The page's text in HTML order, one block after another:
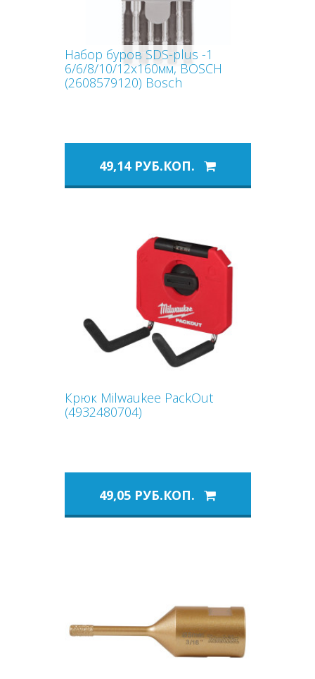
Набор буров SDS-plus -1
6/6/8/10/12x160мм, BOSCH
(2608579120) Bosch
49,14 РУБ.КОП.
Крюк Milwaukee PackOut
(4932480704)
49,05 РУБ.КОП.